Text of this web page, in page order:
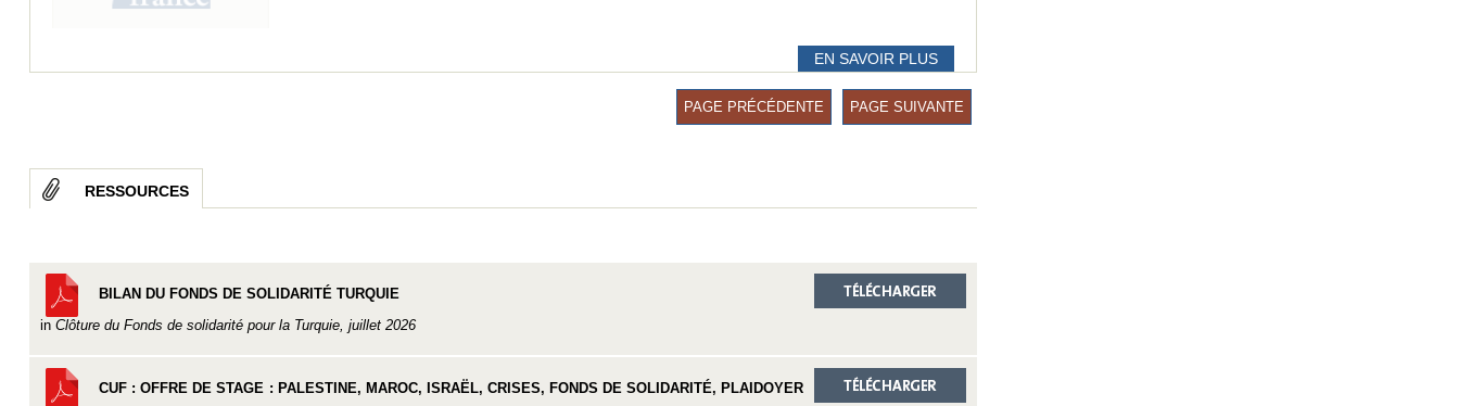
EN SAVOIR PLUS
PAGE PRÉCÉDENTE PAGE SUIVANTE
RESSOURCES
BILAN DU FONDS DE SOLIDARITÉ TURQUIE
in Clôture du Fonds de solidarité pour la Turquie, juillet 2026
CUF : OFFRE DE STAGE : PALESTINE, MAROC, ISRAËL, CRISES, FONDS DE SOLIDARITÉ, PLAIDOYER